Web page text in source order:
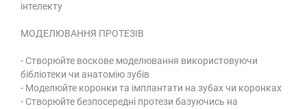
інтелекту
МОДЕЛЮВАННЯ ПРОТЕЗІВ
- Створюйте воскове моделювання використовуючи
бібліотеки чи анатомію зубів
- Моделюйте коронки та імплантати на зубах чи коронках
- Створюйте безпосередні протези базуючись на